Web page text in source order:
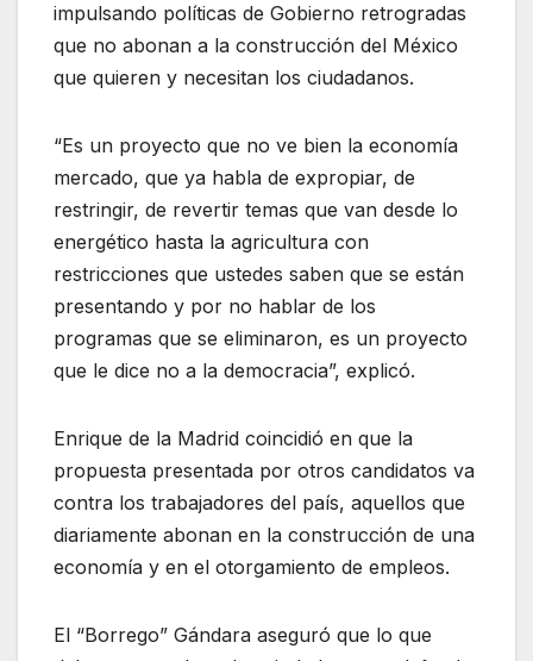
impulsando políticas de Gobierno retrogradas
que no abonan a la construcción del México
que quieren y necesitan los ciudadanos.
“Es un proyecto que no ve bien la economía
mercado, que ya habla de expropiar, de
restringir, de revertir temas que van desde lo
energético hasta la agricultura con
restricciones que ustedes saben que se están
presentando y por no hablar de los
programas que se eliminaron, es un proyecto
que le dice no a la democracia”, explicó.
Enrique de la Madrid coincidió en que la
propuesta presentada por otros candidatos va
contra los trabajadores del país, aquellos que
diariamente abonan en la construcción de una
economía y en el otorgamiento de empleos.
El “Borrego” Gándara aseguró que lo que